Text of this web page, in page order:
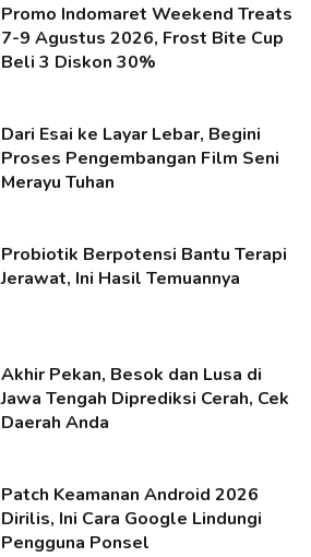
Promo Indomaret Weekend Treats
7-9 Agustus 2026, Frost Bite Cup
Beli 3 Diskon 30%
Dari Esai ke Layar Lebar, Begini
Proses Pengembangan Film Seni
Merayu Tuhan
Probiotik Berpotensi Bantu Terapi
Jerawat, Ini Hasil Temuannya
Akhir Pekan, Besok dan Lusa di
Jawa Tengah Diprediksi Cerah, Cek
Daerah Anda
Patch Keamanan Android 2026
Dirilis, Ini Cara Google Lindungi
Pengguna Ponsel